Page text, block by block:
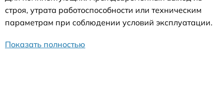
строя, утрата работоспособности или техническим
параметрам при соблюдении условий эксплуатации.
Показать полностью